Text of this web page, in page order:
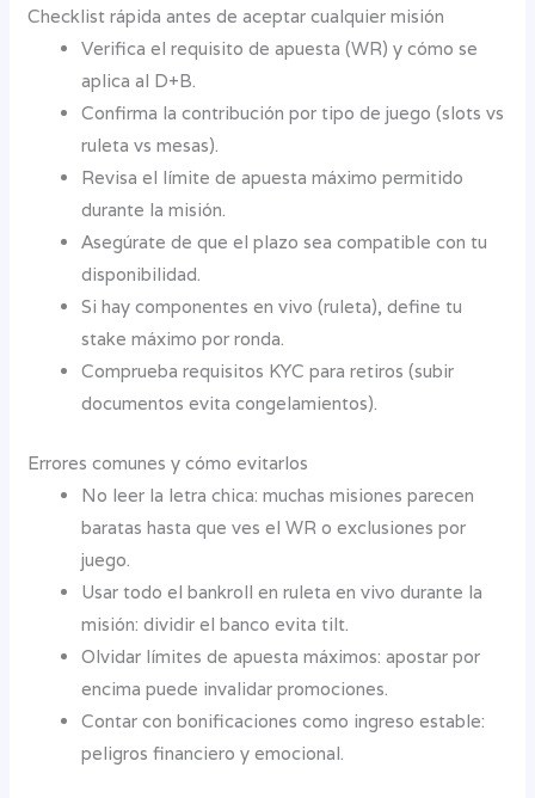
Checklist rápida antes de aceptar cualquier misión
Verifica el requisito de apuesta (WR) y cómo se
aplica al D+B.
Confirma la contribución por tipo de juego (slots vs
ruleta vs mesas).
Revisa el límite de apuesta máximo permitido
durante la misión.
Asegúrate de que el plazo sea compatible con tu
disponibilidad.
Si hay componentes en vivo (ruleta), define tu
stake máximo por ronda.
Comprueba requisitos KYC para retiros (subir
documentos evita congelamientos).
Errores comunes y cómo evitarlos
No leer la letra chica: muchas misiones parecen
baratas hasta que ves el WR o exclusiones por
juego.
Usar todo el bankroll en ruleta en vivo durante la
misión: dividir el banco evita tilt.
Olvidar límites de apuesta máximos: apostar por
encima puede invalidar promociones.
Contar con bonificaciones como ingreso estable:
peligros financiero y emocional.